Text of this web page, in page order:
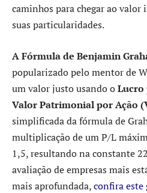
caminhos para chegar ao valor
suas particularidades.
A Fórmula de Benjamin
popularizado pelo mentor de
um valor justo usando oLucro
Valor Patrimonial por Ação
simplificada da fórmula de
multiplicação de um P/L
1,5, resultando na constante
avaliação de empresas mais
mais aprofundada,confira este